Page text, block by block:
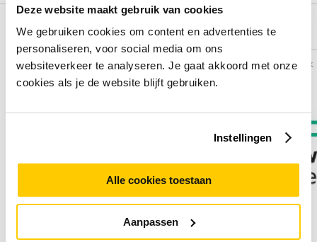
Deze website maakt gebruik van cookies
We gebruiken cookies om content en advertenties te
personaliseren, voor social media om ons
websiteverkeer te analyseren. Je gaat akkoord met onze
cookies als je de website blijft gebruiken.
Instellingen
Alle cookies toestaan
Aanpassen
Alternatieven
Vergelijk Vergelijk